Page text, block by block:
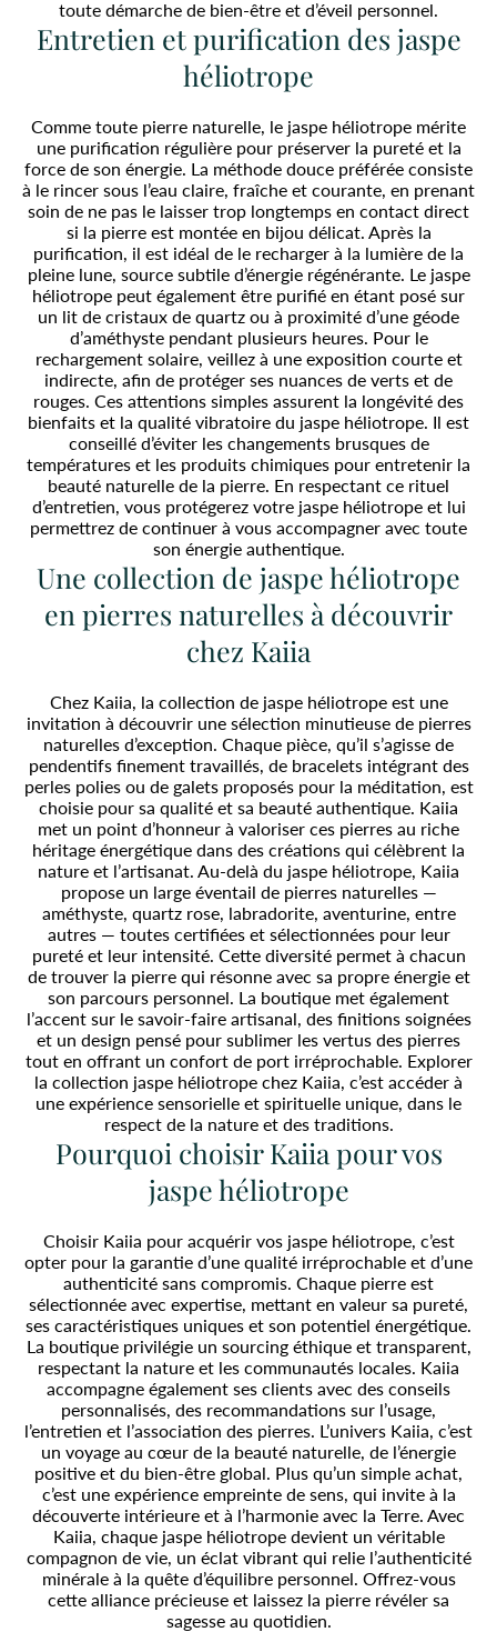
toute démarche de bien-être et d’éveil personnel.
Entretien et purification des jaspe
héliotrope
Comme toute pierre naturelle, le jaspe héliotrope mérite
une purification régulière pour préserver la pureté et la
force de son énergie. La méthode douce préférée consiste
à le rincer sous l’eau claire, fraîche et courante, en prenant
soin de ne pas le laisser trop longtemps en contact direct
si la pierre est montée en bijou délicat. Après la
purification, il est idéal de le recharger à la lumière de la
pleine lune, source subtile d’énergie régénérante. Le jaspe
héliotrope peut également être purifié en étant posé sur
un lit de cristaux de quartz ou à proximité d’une géode
d’améthyste pendant plusieurs heures. Pour le
rechargement solaire, veillez à une exposition courte et
indirecte, afin de protéger ses nuances de verts et de
rouges. Ces attentions simples assurent la longévité des
bienfaits et la qualité vibratoire du jaspe héliotrope. Il est
conseillé d’éviter les changements brusques de
températures et les produits chimiques pour entretenir la
beauté naturelle de la pierre. En respectant ce rituel
d’entretien, vous protégerez votre jaspe héliotrope et lui
permettrez de continuer à vous accompagner avec toute
son énergie authentique.
Une collection de jaspe héliotrope
en pierres naturelles à découvrir
chez Kaiia
Chez Kaiia, la collection de jaspe héliotrope est une
invitation à découvrir une sélection minutieuse de pierres
naturelles d’exception. Chaque pièce, qu’il s’agisse de
pendentifs finement travaillés, de bracelets intégrant des
perles polies ou de galets proposés pour la méditation, est
choisie pour sa qualité et sa beauté authentique. Kaiia
met un point d’honneur à valoriser ces pierres au riche
héritage énergétique dans des créations qui célèbrent la
nature et l’artisanat. Au-delà du jaspe héliotrope, Kaiia
propose un large éventail de pierres naturelles —
améthyste, quartz rose, labradorite, aventurine, entre
autres — toutes certifiées et sélectionnées pour leur
pureté et leur intensité. Cette diversité permet à chacun
de trouver la pierre qui résonne avec sa propre énergie et
son parcours personnel. La boutique met également
l’accent sur le savoir-faire artisanal, des finitions soignées
et un design pensé pour sublimer les vertus des pierres
tout en offrant un confort de port irréprochable. Explorer
la collection jaspe héliotrope chez Kaiia, c’est accéder à
une expérience sensorielle et spirituelle unique, dans le
respect de la nature et des traditions.
Pourquoi choisir Kaiia pour vos
jaspe héliotrope
Choisir Kaiia pour acquérir vos jaspe héliotrope, c’est
opter pour la garantie d’une qualité irréprochable et d’une
authenticité sans compromis. Chaque pierre est
sélectionnée avec expertise, mettant en valeur sa pureté,
ses caractéristiques uniques et son potentiel énergétique.
La boutique privilégie un sourcing éthique et transparent,
respectant la nature et les communautés locales. Kaiia
accompagne également ses clients avec des conseils
personnalisés, des recommandations sur l’usage,
l’entretien et l’association des pierres. L’univers Kaiia, c’est
un voyage au cœur de la beauté naturelle, de l’énergie
positive et du bien-être global. Plus qu’un simple achat,
c’est une expérience empreinte de sens, qui invite à la
découverte intérieure et à l’harmonie avec la Terre. Avec
Kaiia, chaque jaspe héliotrope devient un véritable
compagnon de vie, un éclat vibrant qui relie l’authenticité
minérale à la quête d’équilibre personnel. Offrez-vous
cette alliance précieuse et laissez la pierre révéler sa
sagesse au quotidien.